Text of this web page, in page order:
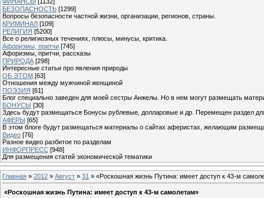
БЕЗОПАСНОСТЬ [1299]
Вопросы безопасности частной жизни, организации, регионов, страны.
КРИМИНАЛ [109]
РЕЛИГИЯ [5200]
Все о религиозных течениях, плюсы, минусы, критика.
Афоризмы, притчи [745]
Афоризмы, притчи, рассказы
ПРИРОДА [298]
Интересные статьи про явления природы
ОБ ЭТОМ [63]
Отношения между мужчиной женщиной
ПОЭЗИЯ [61]
Блог специально заведен для моей сестры Анжелы. Но в нем могут размещать
БОНУСЫ [30]
Здесь будут размещаться Бонусы рублевые, долларовые и др. Перемещен раздел
АФЕРЫ [65]
В этом блоге будут размещаться материалы о сайтах аферистах, желающим
Видео [76]
Разное видео разбитое по разделам
ИНФОРПРЕСС [948]
Для размещения статей экономической тематики
Главная » 2012 » Август » 31 » «Роскошная жизнь Путина: имеет доступ к 43-м
«Роскошная жизнь Путина: имеет доступ к 43-м самолетам»